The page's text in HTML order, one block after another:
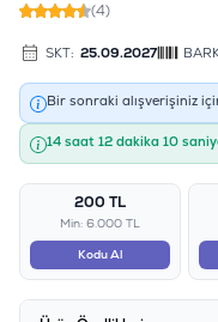
(4)
SKT: 25.09.2027
Bir sonraki alışverişiniz
14 saat 12 dakika 09
200 TL
Min: 6.000 TL
Kodu Al